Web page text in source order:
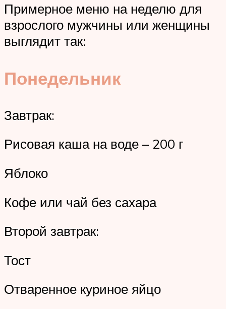
Примерное меню на неделю для
взрослого мужчины или женщины
выглядит так:
Понедельник
Завтрак:
Рисовая каша на воде – 200 г
Яблоко
Кофе или чай без сахара
Второй завтрак:
Тост
Отваренное куриное яйцо